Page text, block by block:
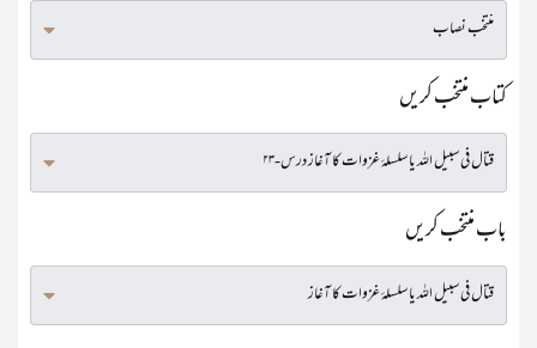
کتاب منتخب کریں
باب منتخب کریں